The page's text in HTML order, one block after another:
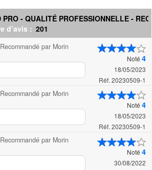
- QUALITÉ PROFESSIONNELLE - REC...
d’avis : 201
Noté 4
18/05/2023
Réf. 20230509-1
par Morin
Noté 4
18/05/2023
Réf. 20230509-1
par Morin
Noté 4
30/08/2022
par Morin